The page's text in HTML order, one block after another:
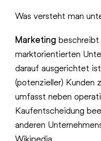
Was versteht man
Marketing
marktorientierten
darauf ausgerichtet
(potenzieller) Kunden
umfasst neben
Kaufentscheidung
anderen
Wikipedia.